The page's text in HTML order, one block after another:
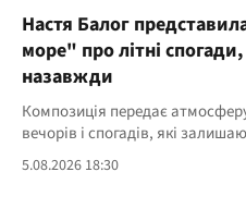
Настя Балог
море" про літні
назавжди
Композиція передає
вечорів і спогадів, які
5.08.2026 18:30